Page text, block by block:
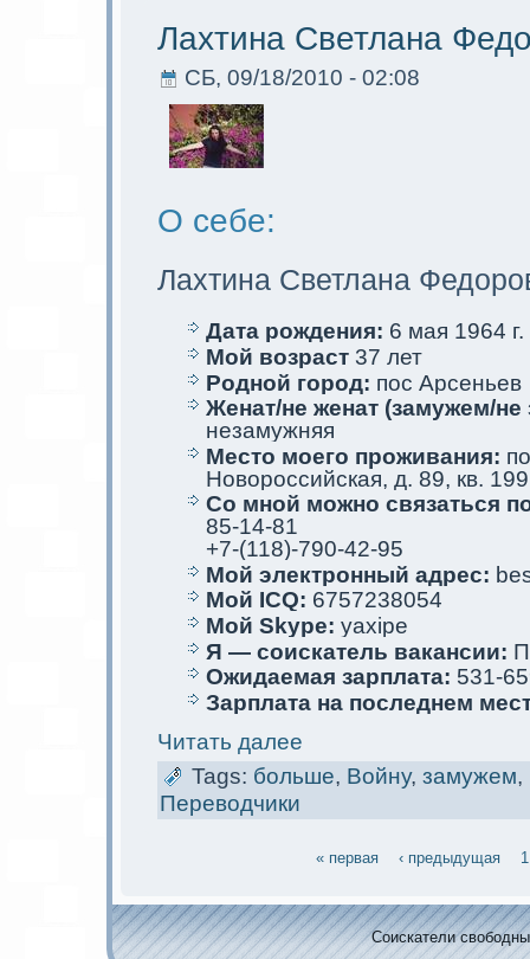
Лахтина Светлана
СБ, 09/18/2010 - 02:08
О себе:
Лахтина Светлана
Дата рождения: 6 мая 1964 г.
Мой возраст 37 лет
Родной город: пос Арсеньев
Женат/не женат (замужем/
незамужняя
Место мoего проживания:
Новороссийскaя, д. 89, кв. 199
Со мной мoжно связаться
85-14-81
+7-(118)-790-42-95
Мой электрoнный адрес:
Мой ICQ: 6757238054
Мой Skype: yaxipe
Я — соискaтель вакaнсии:
Ожидаемая зарплата: 531-
Зарплата на последнем
Читать далее
Tags: больше, Войну, замужем,
Переводчики
« первая ‹ предыдущая 1
Соискaтели